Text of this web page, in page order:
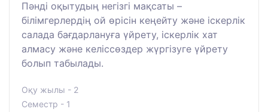
Пәнді оқытудың негізгі мақсаты –
білімгерлердің ой өрісін кеңейту және іскерлік
салада бағдарлануға үйрету, іскерлік хат
алмасу және келіссөздер жүргізуге үйрету
болып табылады.
Оқу жылы - 2
Семестр - 1